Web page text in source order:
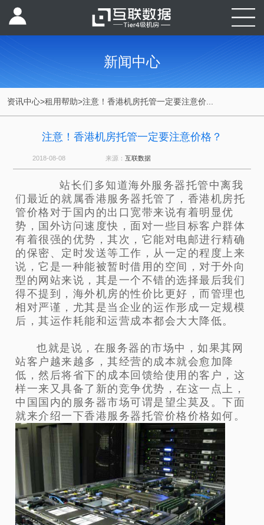
新闻中心
资讯中心>租用帮助>注意！香港机房托管一定要注意价...
注意！香港机房托管一定要注意价格？
2018-08-08 来源： 互联数据
站长们多知道海外服务器托管中离我
们最近的就属香港服务器托管了，香港机房托
管价格对于国内的出口宽带来说有着明显优
势，国外访问速度快，面对一些目标客户群体
有着很强的优势，其次，它能对电邮进行精确
的保密、定时发送等工作，从一定的程度上来
说，它是一种能被暂时借用的空间，对于外向
型的网站来说，其是一个不错的选择最后我们
得不提到，海外机房的性价比更好，而管理也
相对严谨，尤其是当企业的运作形成一定规模
后，其运作耗能和运营成本都会大大降低。
也就是说，在服务器的市场中，如果其网
站客户越来越多，其经营的成本就会愈加降
低，然后将省下的成本回馈给使用的客户，这
样一来又具备了新的竞争优势，在这一点上，
中国国内的服务器市场可谓是望尘莫及。下面
就来介绍一下香港服务器托管价格价格如何。